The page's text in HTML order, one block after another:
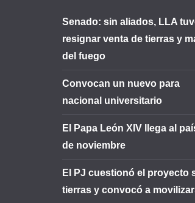
Senado: sin aliados, LLA
resignar venta de tierras y
del fuego
Convocan un nuevo para
nacional universitario
El Papa León XIV llega al
de noviembre
El PJ cuestionó el proyecto
tierras y convocó a